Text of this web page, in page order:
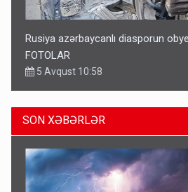
Rusiya azərbaycanlı diasporun
FOTOLAR
5 Avqust 10:58
SON XƏBƏRLƏR